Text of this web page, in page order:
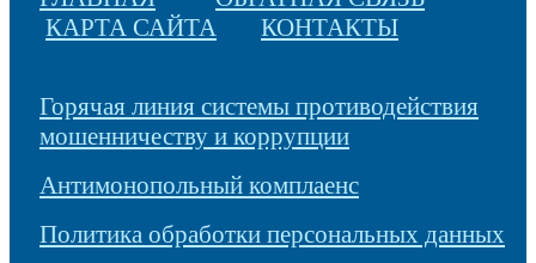
КАРТА САЙТА
КОНТАКТЫ
Горячая линия системы противодействия
мошенничеству и коррупции
Антимонопольный комплаенс
Политика обработки персональных данных